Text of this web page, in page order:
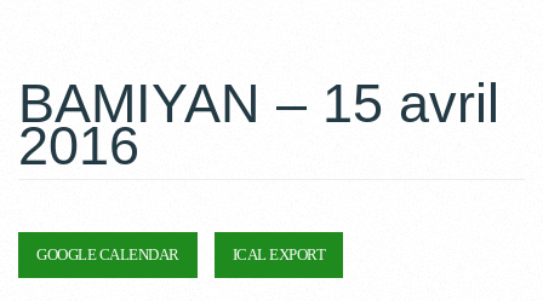
BAMIYAN – 15 avril
2016
GOOGLE CALENDAR ICAL EXPORT